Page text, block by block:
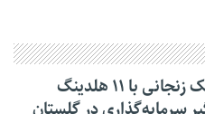
استاندار: بابک زنجانی با ۱۱ هلدینگ